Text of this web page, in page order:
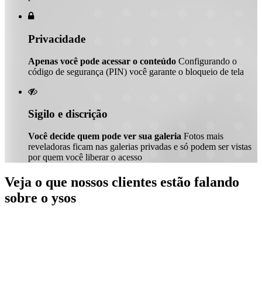

Privacidade
Apenas você pode acessar o conteúdo Configurando o
código de segurança (PIN) você garante o bloqueio de tela

Sigilo e discrição
Você decide quem pode ver sua galeria Fotos mais
reveladoras ficam nas galerias privadas e só podem ser vistas
por quem você liberar o acesso
Veja o que nossos clientes estão falando
sobre o ysos